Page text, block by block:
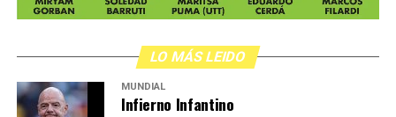
LO MÁS LEIDO
MUNDIAL
Infierno Infantino